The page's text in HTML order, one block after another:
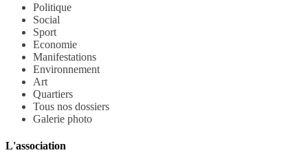
Politique
Social
Sport
Economie
Manifestations
Environnement
Art
Quartiers
Tous nos dossiers
Galerie photo
L'association